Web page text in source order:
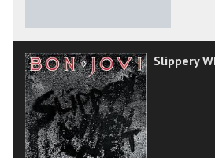
Slippery